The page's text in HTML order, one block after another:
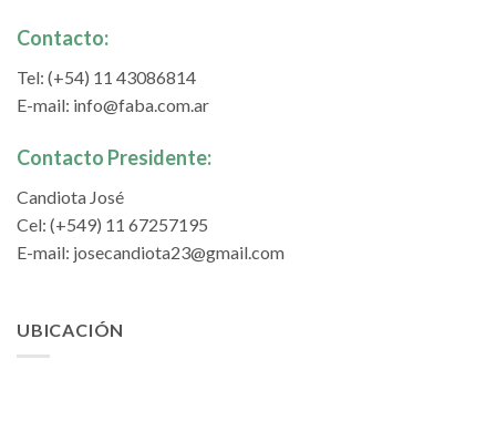
Contacto:
Tel: (+54) 11 43086814
E-mail: info@faba.com.ar
Contacto Presidente:
Candiota José
Cel: (+549) 11 67257195
E-mail: josecandiota23@gmail.com
UBICACIÓN